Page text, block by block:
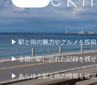
▶ 駅と街の魅力やグルメを投稿
▶ 全国の駅に訪れた記録を残せ
▶ あらゆる駅と街の情報を確認